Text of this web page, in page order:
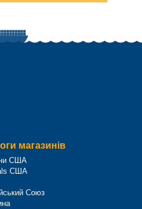
магазинів
США
США
Союз